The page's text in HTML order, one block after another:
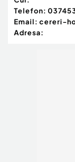
Telefon:
Email: cereri-
Adresa: